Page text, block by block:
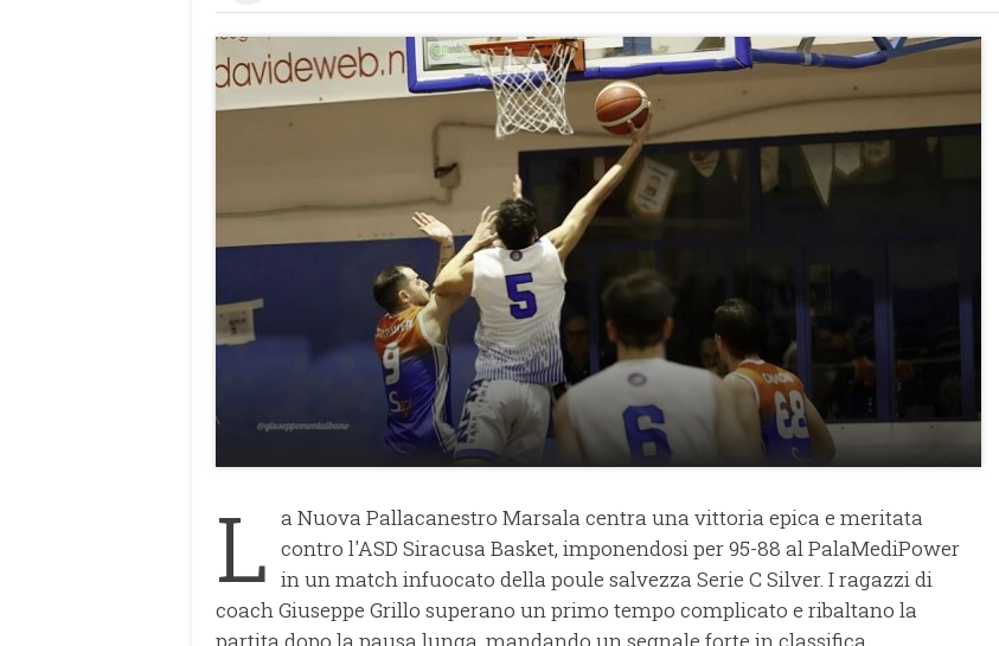
L a Nuova Pallacanestro Marsala centra una vittoria epica e meritata
contro l'ASD Siracusa Basket, imponendosi per 95-88 al PalaMediPower
in un match infuocato della poule salvezza Serie C Silver. I ragazzi di
coach Giuseppe Grillo superano un primo tempo complicato e ribaltano la